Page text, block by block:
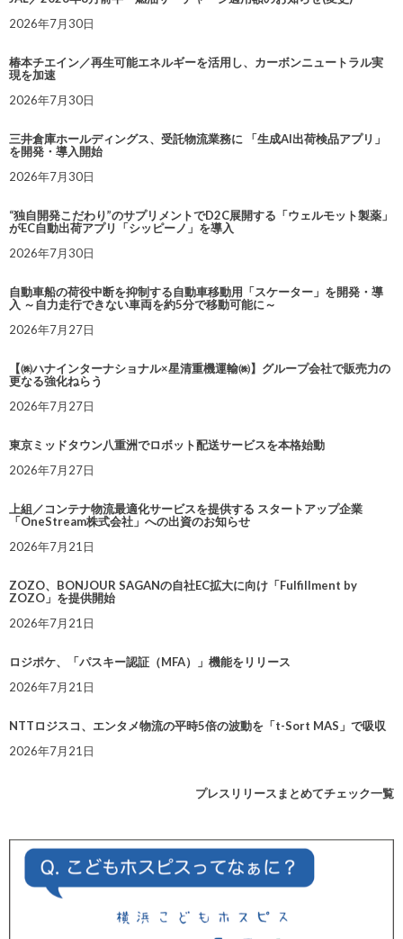
2026年7月30日
椿本チエイン／再生可能エネルギーを活用し、カーボンニュートラル実
現を加速
2026年7月30日
三井倉庫ホールディングス、受託物流業務に 「生成AI出荷検品アプリ」
を開発・導入開始
2026年7月30日
“独自開発こだわり”のサプリメントでD2C展開する「ウェルモット製薬」
がEC自動出荷アプリ「シッピーノ」を導入
2026年7月30日
自動車船の荷役中断を抑制する自動車移動用「スケーター」を開発・導
入 ～自力走行できない車両を約5分で移動可能に～
2026年7月27日
【㈱ハナインターナショナル×星清重機運輸㈱】グループ会社で販売力の
更なる強化ねらう
2026年7月27日
東京ミッドタウン八重洲でロボット配送サービスを本格始動
2026年7月27日
上組／コンテナ物流最適化サービスを提供する スタートアップ企業
「OneStream株式会社」への出資のお知らせ
2026年7月21日
ZOZO、BONJOUR SAGANの自社EC拡大に向け「Fulfillment by
ZOZO」を提供開始
2026年7月21日
ロジポケ、「パスキー認証（MFA）」機能をリリース
2026年7月21日
NTTロジスコ、エンタメ物流の平時5倍の波動を「t-Sort MAS」で吸収
2026年7月21日
プレスリリースまとめてチェック一覧